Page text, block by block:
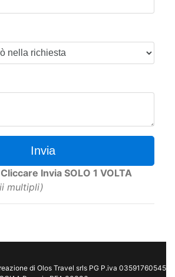
Invia
Invia SOLO 1 VOLTA
multipli)
di Olos Travel srls PG P.iva 03591760545